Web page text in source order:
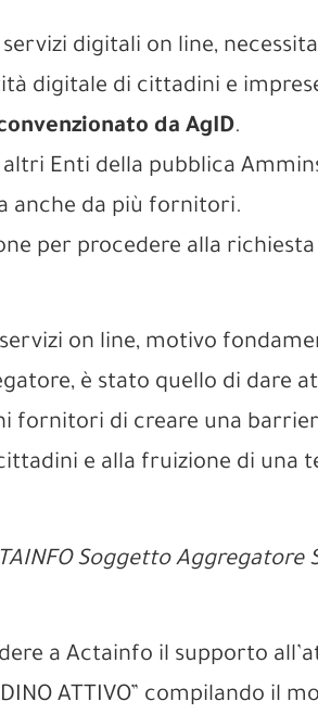
digitali on line,
digitale di cittadini e
da AgID.
Enti della pubblica
anche da più fornitori.
per procedere alla
on line, motivo
è stato quello di dare
di creare una
e alla fruizione di una
Soggetto Aggregatore
a Actainfo il supporto
ATTIVO” compilando il